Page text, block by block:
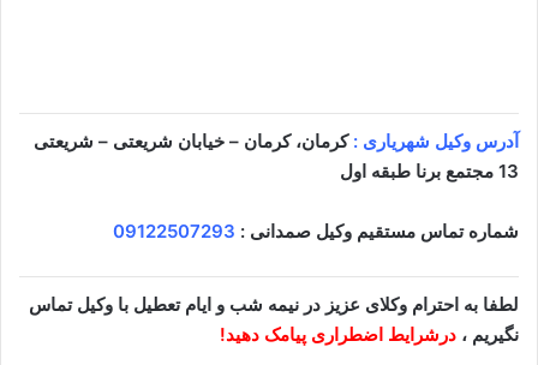
آدرس وکیل شهریاری : کرمان، کرمان – خیابان شریعتی – شریعتی
13 مجتمع برنا طبقه اول
شماره تماس مستقیم وکیل صمدانی :
لطفا به احترام وکلای عزیز در نیمه شب و ایام تعطیل با وکیل تماس
نگیریم ، درشرایط اضطراری پیامک دهید!